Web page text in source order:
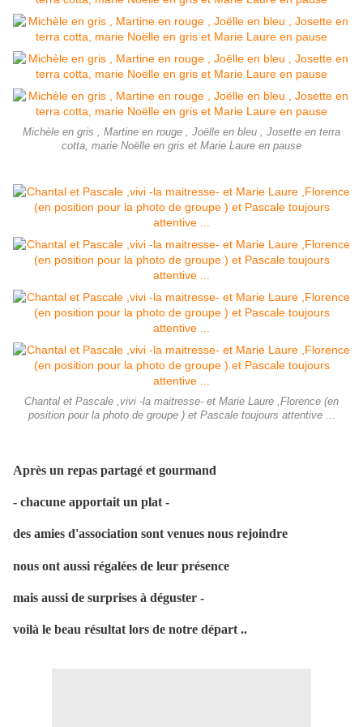
Michèle en gris , Martine en rouge , Joëlle en bleu , Josette en terra
cotta, marie Noëlle en gris et Marie Laure en pause
Chantal et Pascale ,vivi -la maitresse- et Marie Laure ,Florence (en
position pour la photo de groupe ) et Pascale toujours attentive ...
Après un repas partagé et gourmand
- chacune apportait un plat -
des amies d'association sont venues nous rejoindre
nous ont aussi régalées de leur présence
mais aussi de surprises à déguster -
voilà le beau résultat lors de notre départ ..